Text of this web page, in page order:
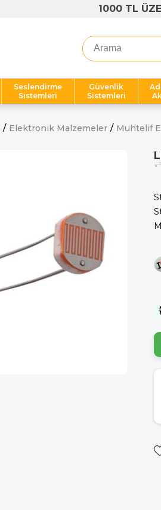
1000 TL
Seslendirme
Sistemleri
Güvenlik
Sistemleri
Elektronik Malzemeler Muhtelif